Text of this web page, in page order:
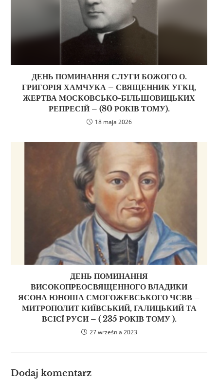
ДЕНЬ ПОМИНАННЯ СЛУГИ БОЖОГО О.
ГРИГОРІЯ ХАМЧУКА – СВЯЩЕННИК УГКЦ,
ЖЕРТВА МОСКОВСЬКО-БІЛЬШОВИЦЬКИХ
РЕПРЕСІЙ – (80 РОКІВ ТОМУ).
18 maja 2026
ДЕНЬ ПОМИНАННЯ
ВИСОКОПРЕОСВЯЩЕННОГО ВЛАДИКИ
ЯСОНА ЮНОША СМОГОЖЕВСЬКОГО ЧСВВ –
МИТРОПОЛИТ КИЇВСЬКИЙ, ГАЛИЦЬКИЙ ТА
ВСІЄЇ РУСИ – ( 235 РОКІВ ТОМУ ).
27 września 2023
Dodaj komentarz